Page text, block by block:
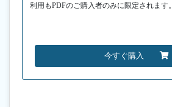
利用もPDFのご購入者のみに限定されます。
今すぐ購入